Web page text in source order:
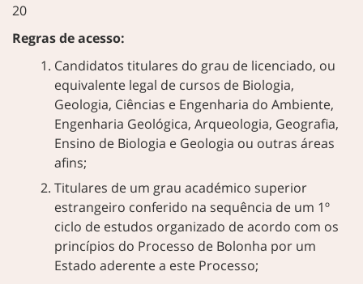
20
Regras de acesso:
Candidatos titulares do grau de licenciado, ou
equivalente legal de cursos de Biologia,
Geologia, Ciências e Engenharia do Ambiente,
Engenharia Geológica, Arqueologia, Geografia,
Ensino de Biologia e Geologia ou outras áreas
afins;
Titulares de um grau académico superior
estrangeiro conferido na sequência de um 1º
ciclo de estudos organizado de acordo com os
princípios do Processo de Bolonha por um
Estado aderente a este Processo;